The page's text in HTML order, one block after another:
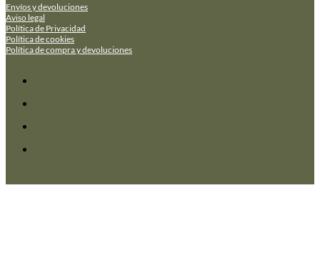
Envíos y devoluciones
Aviso legal
Política de Privacidad
Política de cookies
Política de compra y devoluciones